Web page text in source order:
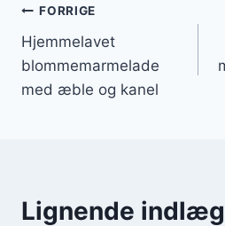
FORRIGE
Hjemmelavet
blommemarmelade
med æble og kanel
Lignende indlæg